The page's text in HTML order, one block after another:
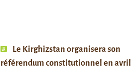
Le Kirghizstan organisera son
référendum constitutionnel en avril